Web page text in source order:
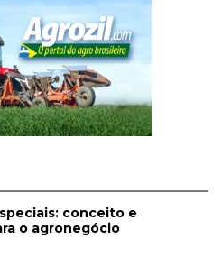
conceito e
o agronegócio